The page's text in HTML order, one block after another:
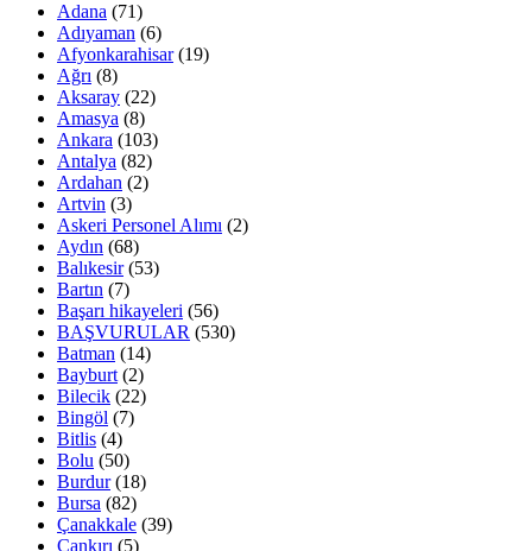
Adana (71)
Adıyaman (6)
Afyonkarahisar(19)
Ağrı (8)
Aksaray (22)
Amasya (8)
Ankara (103)
Antalya (82)
Ardahan (2)
Artvin (3)
Askeri Personel Alımı (2)
Aydın (68)
Balıkesir(53)
Bartın (7)
Başarı hikayeleri (56)
BAŞVURULAR (530)
Batman (14)
Bayburt(2)
Bilecik (22)
Bingöl (7)
Bitlis (4)
Bolu (50)
Burdur(18)
Bursa (82)
Çanakkale (39)
Çankırı (5)